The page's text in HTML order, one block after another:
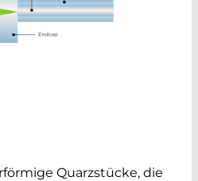
Quarzstücke, die